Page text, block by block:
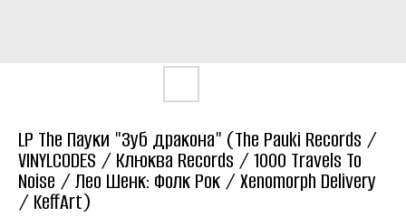
LP The Пауки "Зуб дракона" (The Pauki Records /
VINYLCODES / Клюква Records / 1000 Travels To
Noise / Лео Шенк: Фолк Рок / Xenomorph Delivery
/ KeffArt)